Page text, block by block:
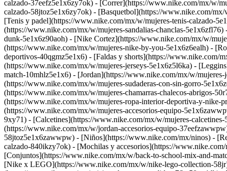
calzado-37eefz5e1x6zy7ok) - [Correr](https://www.nike.com/mx/w/
calzado-58jtoz5e1x6zy7ok) - [Basquetbol](https://www.nike.com/
[Tenis y padel](https://www.nike.com/mx/w/mujeres-tenis-calzado-
(https://www.nike.com/mx/w/mujeres-sandalias-chanclas-
dunk-5e1x6z90aoh) - [Nike Cortez](https://www.nike.com/mx/w/
(https://www.nike.com/mx/w/mujeres-nike-by-you-5e1x6z6ealh) -
deportivos-40qgmz5e1x6) - [Faldas y shorts](https://www.nike.com/
(https://www.nike.com/mx/w/mujeres-jerseys-5e1x6z5l6ka) -
match-10mhlz5e1x6) - [Jordan](https://www.nike.com/mx/w/
(https://www.nike.com/mx/w/mujeres-sudaderas-con-sin-gorro-
(https://www.nike.com/mx/w/mujeres-chamarras-chalecos-abrigos-
(https://www.nike.com/mx/w/mujeres-ropa-interior-deportiva-y-nike-
(https://www.nike.com/mx/w/mujeres-accesorios-equipo-
9xy71) - [Calcetines](https://www.nike.com/mx/w/mujeres-
(https://www.nike.com/mx/w/jordan-accesorios-equipo-
58jtoz5e1x6zawwpw) - [Niños](https://www.nike.com/mx/ninos) -
calzado-840ikzy7ok) - [Mochilas y accesorios](https://
[Conjuntos](https://www.nike.com/mx/w/back-to-school-mix-and-
[Nike x LEGO](https://www.nike.com/mx/w/nike-lego-collection-